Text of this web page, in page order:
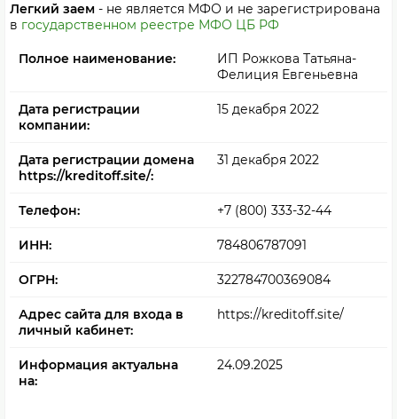
Легкий заем - не является МФО и не зарегистрирована
в государственном реестре МФО ЦБ РФ
Полное наименование:
ИП Рожкова Татьяна-
Фелиция Евгеньевна
Дата регистрации
компании:
15 декабря 2022
Дата регистрации домена
https://kreditoff.site/:
31 декабря 2022
Телефон: +7 (800) 333-32-44
ИНН: 784806787091
ОГРН: 322784700369084
Адрес сайта для входа в
личный кабинет:
https://kreditoff.site/
Информация актуальна
на:
24.09.2025